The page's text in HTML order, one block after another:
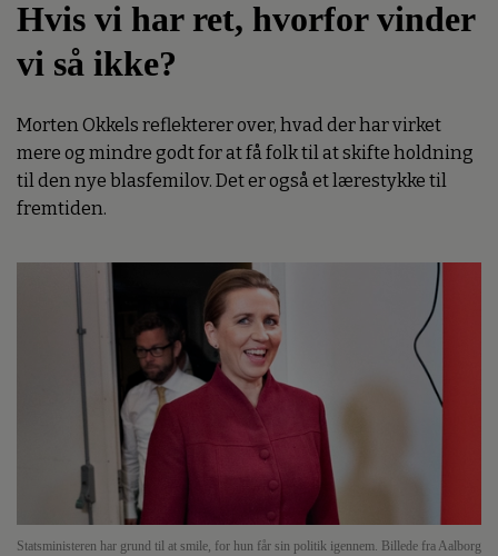
Hvis vi har ret, hvorfor vinder
vi så ikke?
Morten Okkels reflekterer over, hvad der har virket
mere og mindre godt for at få folk til at skifte holdning
til den nye blasfemilov. Det er også et lærestykke til
fremtiden.
Statsministeren har grund til at smile, for hun får sin politik igennem. Billede fra Aalborg